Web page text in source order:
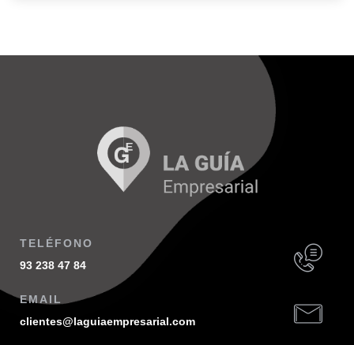
TELÉFONO
93 238 47 84
EMAIL
clientes@laguiaempresarial.com